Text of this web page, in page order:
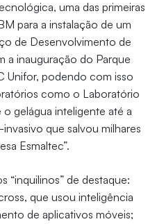
uma das primeiras
para a instalação de um
de Desenvolvimento de
a inauguração do Parque
Unifor, podendo com isso
como o Laboratório
gelágua inteligente até a
que salvou milhares
Esmaltec”.
“inquilinos” de destaque:
que usou inteligência
de aplicativos móveis;